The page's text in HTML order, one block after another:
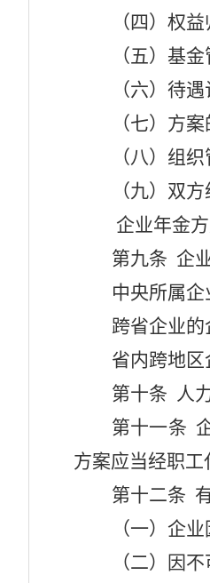
（四）权益
（五）基金
（六）待
（七）方
（八）组
（九）双
企业年金
第九条 企
中央所属企
跨省企业的
省内跨地区
第十条 人
第十一条
方案应当经职工
第十二条
（一）企
（二）因